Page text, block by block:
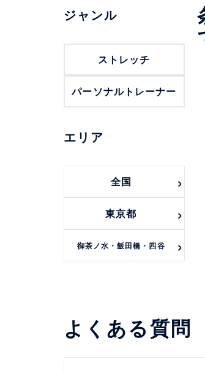
ジャンル
ストレッチ
パーソナルトレーナー
エリア
全国
東京都
御茶ノ水・飯田橋・四谷
よくある質問